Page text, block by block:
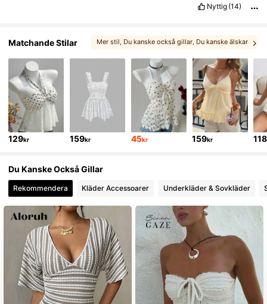
Nyttig (14)
Matchande Stilar Mer stil, Du kanske också gillar, Du kanske älskar
129kr 159kr 45kr 159kr 118
Du Kanske Också Gillar
Rekommendera Kläder Accessoarer Underkläder & Sovkläder